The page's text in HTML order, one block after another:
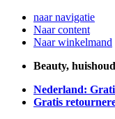
naar navigatie
Naar content
Naar winkelmand
Beauty,
Nederland:
Gratis